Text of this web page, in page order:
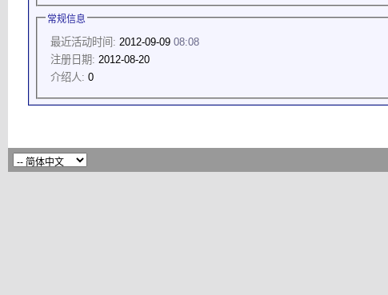
常规信息
最近活动时间: 2012-09-09 08:08
注册日期: 2012-08-20
介绍人: 0